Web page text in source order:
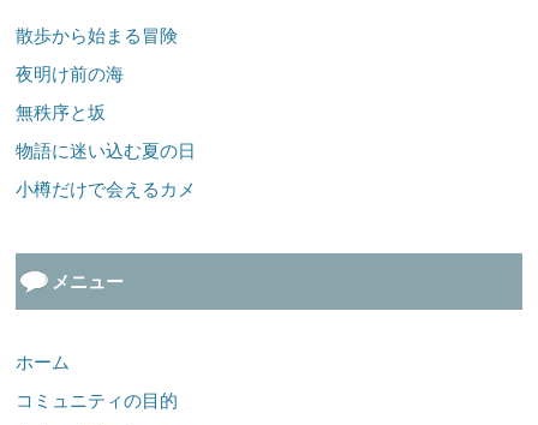
散歩から始まる冒険
夜明け前の海
無秩序と坂
物語に迷い込む夏の日
小樽だけで会えるカメ
メニュー
ホーム
コミュニティの目的